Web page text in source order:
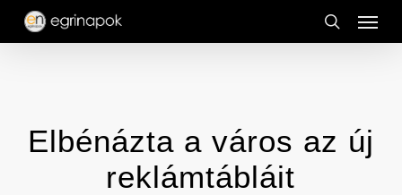
Skip
search
Menu
Elbénázta a város az új
reklámtábláit